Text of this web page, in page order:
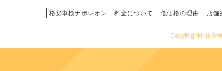
格安車検ナポレオン 料金について 低価格の理由 店舗
CopyRight© 格安